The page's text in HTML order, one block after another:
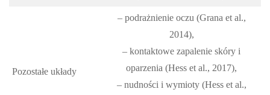
Pozostałe układy
– podrażnienie oczu (Grana et al.,
2014),
– kontaktowe zapalenie skóry i
oparzenia (Hess et al., 2017),
– nudności i wymioty (Hess et al.,